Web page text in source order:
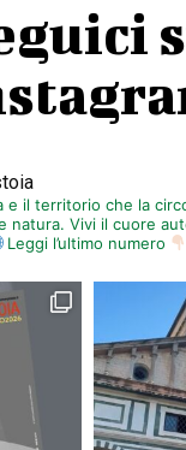
e il territorio che la
natura. Vivi il cuore
Leggi l’ultimo numero